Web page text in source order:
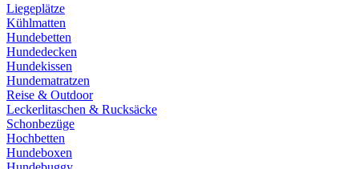
Liegeplätze
Kühlmatten
Hundebetten
Hundedecken
Hundekissen
Hundematratzen
Reise & Outdoor
Leckerlitaschen & Rucksäcke
Schonbezüge
Hochbetten
Hundeboxen